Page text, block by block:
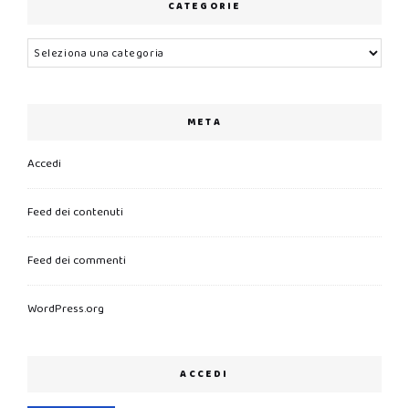
CATEGORIE
Categorie
META
Accedi
Feed dei contenuti
Feed dei commenti
WordPress.org
ACCEDI